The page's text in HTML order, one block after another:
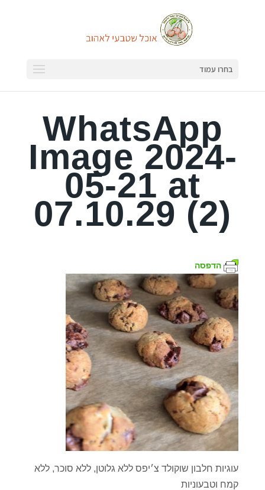
בחרו עמוד
WhatsApp
Image 2024-
05-21 at
07.10.29 (2)
הדפסה
עוגיות חלבון שוקולד צ׳יפס ללא גלוטן, ללא סוכר, ללא
קמח וטבעוניות